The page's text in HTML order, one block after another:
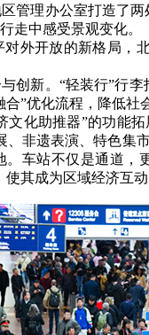
管理办公室打造了
走中感受景观变化。
开放的新格局，北
新。“轻装行”行李
”优化流程，降低
化助推器”的功能拓
非遗表演、特色集
车站不仅是通道，
其成为区域经济互